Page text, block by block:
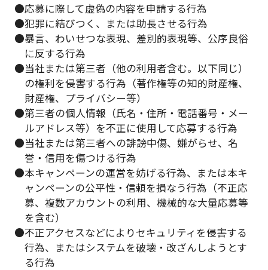
●応募に際して虚偽の内容を申請する行為
●犯罪に結びつく、または助長させる行為
●暴言、わいせつな表現、差別的表現等、公序良俗
に反する行為
●当社または第三者（他の利用者含む。以下同じ）
の権利を侵害する行為（著作権等の知的財産権、
財産権、プライバシー等）
●第三者の個人情報（氏名・住所・電話番号・メー
ルアドレス等）を不正に使用して応募する行為
●当社または第三者への誹謗中傷、嫌がらせ、名
誉・信用を傷つける行為
●本キャンペーンの運営を妨げる行為、または本キ
ャンペーンの公平性・信頼を損なう行為（不正応
募、複数アカウントの利用、機械的な大量応募等
を含む）
●不正アクセスなどによりセキュリティを侵害する
行為、またはシステムを破壊・改ざんしようとす
る行為